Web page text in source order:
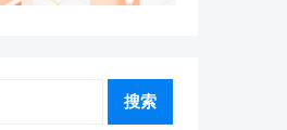
搜索